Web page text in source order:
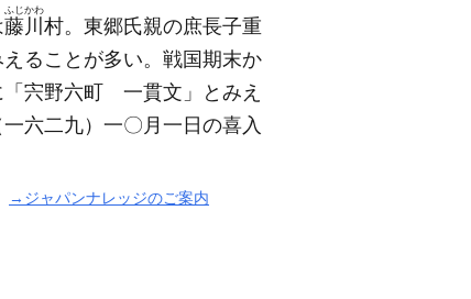
藤川
ふじかわ
村。東郷氏親の庶長子重
ることが多い。戦国期末か
「宍野六町 一貫文」とみえ
一六二九） 一〇月一日の喜入
→ジャパンナレッジのご案内